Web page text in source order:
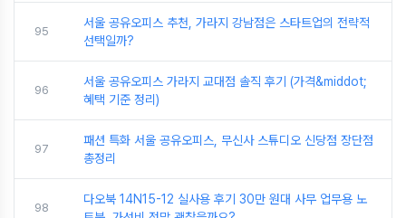
95
서울 공유오피스 추천, 가라지 강남점은 스타트업의 전략적
선택일까?
96
서울 공유오피스 가라지 교대점 솔직 후기 (가격&middot;
혜택 기준 정리)
97
패션 특화 서울 공유오피스, 무신사 스튜디오 신당점 장단점
총정리
98
다오북 14N15-12 실사용 후기 30만 원대 사무 업무용 노